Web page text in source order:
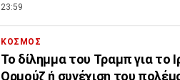
23:59
ΚΟΣΜΟΣ
Το δίλημμα του Τραμπ για το
Ορμούζ ή συνέχιση του